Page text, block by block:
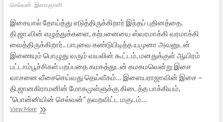
செல்வன் இசைஞானி
இசையால் தோய்த்து எடுத்திருக்கிறார் இந்தப் புதினத்தை.
தி.ஜா.வின் எழுத்துக்களை, கற்பனையை ஸ்வரமாக்கி வரமாக்கி
வைத்திருக்கிறார்.. பாபுவை கண்டுபிடித்த யமுனா அவனுடன்
இணையும் பொழுது வரும் வயலின் கூட்டம், மனதுக்குள் ஆயிரம்
பட்டாம்பூச்சிகள் பறப்பதை கமகத்துடன் கமகமவென்று இசை
வாசனை வீசைசெய்வது தெய்வீகம்… இளையராஜாவின் இசை –
தி.ஜானகிராமனின் மோகமுள்ளுக்கு கிடைத்த பாக்கியம்,
“பொன்னியின் செல்வன்” தவறவிட்ட மகுடம்…
View Moreமோகமுள்